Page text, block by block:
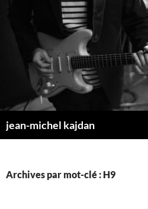
jean-michel kajdan
Archives par mot-clé : H9